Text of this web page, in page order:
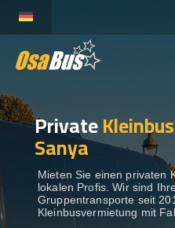
content
BUSVERMIETUNG
REISEZIELE
FLOTTE
Private
Sanya
Mieten Sie einen privaten
lokalen Profis. Wir sind
Gruppentransporte seit
Kleinbusvermietung mit